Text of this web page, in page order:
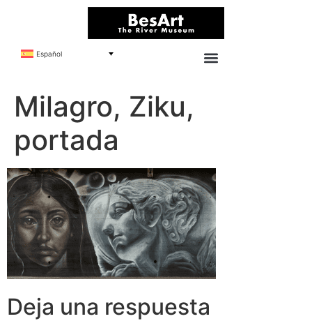
Español
Milagro, Ziku,
portada
Deja una respuesta